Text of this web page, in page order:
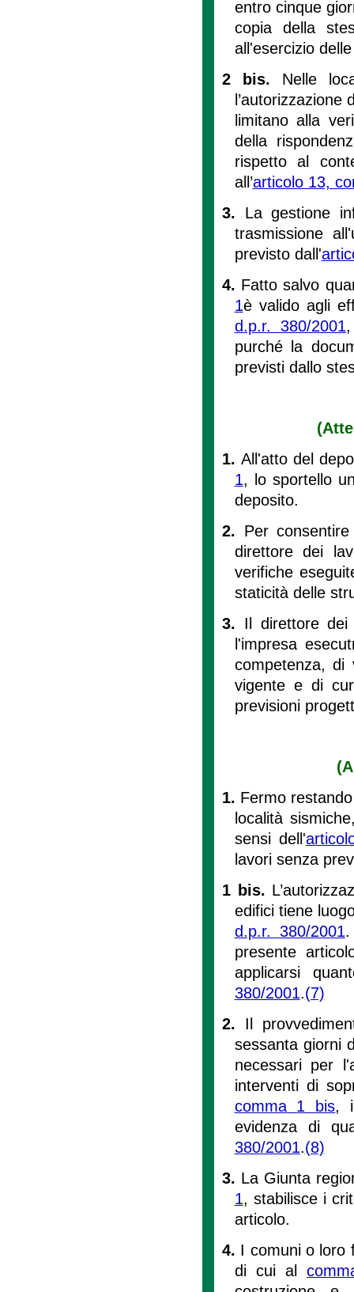
entro cinque
copia della
all'esercizio
2 bis. Nelle
l’autorizzazione
limitano alla
della
rispetto al
all’articolo 13,
3. La gestione
trasmissione
previsto dall'
4. Fatto salvo
1è valido agli
d.p.r. 380/2001
purché la
previsti dallo
1.All'atto del
1, lo sportello
deposito.
2. Per
direttore dei
verifiche
staticità delle
3. Il direttore
l'impresa
competenza, di
vigente e di
previsioni
1. Fermo
località
sensi dell'
lavori senza
1 bis.
edifici tiene
d.p.r. 380/2001.
presente
applicarsi
380/2001.(7)
2. Il
sessanta giorni
necessari per
interventi di
comma 1 bis,
evidenza di
380/2001.(8)
3. La Giunta
1, stabilisce i
articolo.
4. I comuni o loro
di cui al